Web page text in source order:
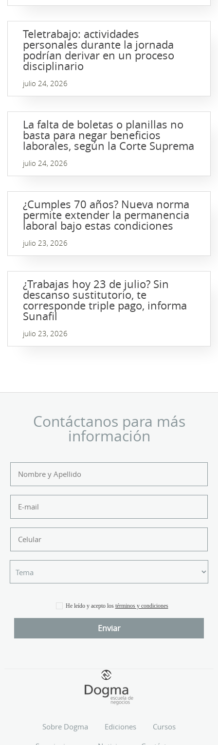
Teletrabajo: actividades
personales durante la jornada
podrían derivar en un proceso
disciplinario
julio 24, 2026
La falta de boletas o planillas no
basta para negar beneficios
laborales, según la Corte Suprema
julio 24, 2026
¿Cumples 70 años? Nueva norma
permite extender la permanencia
laboral bajo estas condiciones
julio 23, 2026
¿Trabajas hoy 23 de julio? Sin
descanso sustitutorio, te
corresponde triple pago, informa
Sunafil
julio 23, 2026
Contáctanos para más
información
He leído y acepto los términos y condiciones
Sobre Dogma Ediciones
Cursos